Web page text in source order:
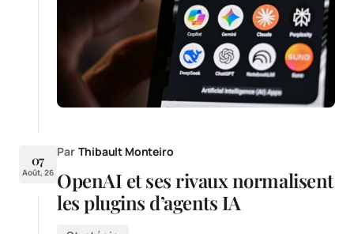
07
Août, 26
Par Thibault Monteiro
OpenAI et ses rivaux normalisent
les plugins d’agents IA